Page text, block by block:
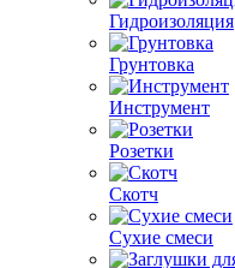
Гидроизоляция
Грунтовка
Инструмент
Розетки
Скотч
Сухие смеси